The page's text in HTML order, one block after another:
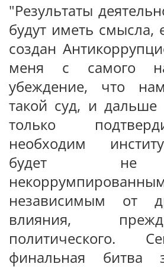
"Результаты
будут иметь смысла,
создан
меня с самого
убеждение, что
такой суд, и дальше
только
необходим
будет не
независимым от
влияния,
политического.
финальная битва